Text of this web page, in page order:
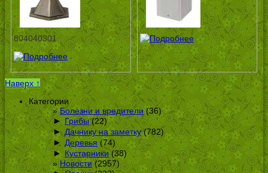
804040301
Наверх ↑
Категории
Болезни и вредители(36)
► Грибы(22)
► Дачнику на заметку(782)
► Деревья (74)
► Кустарники(38)
Новости (2957)